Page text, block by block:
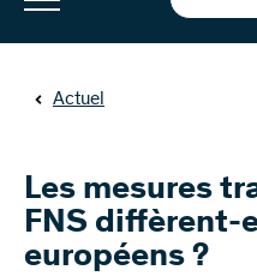
Actuel
Les mesures
FNS diffèrent-
européens ?